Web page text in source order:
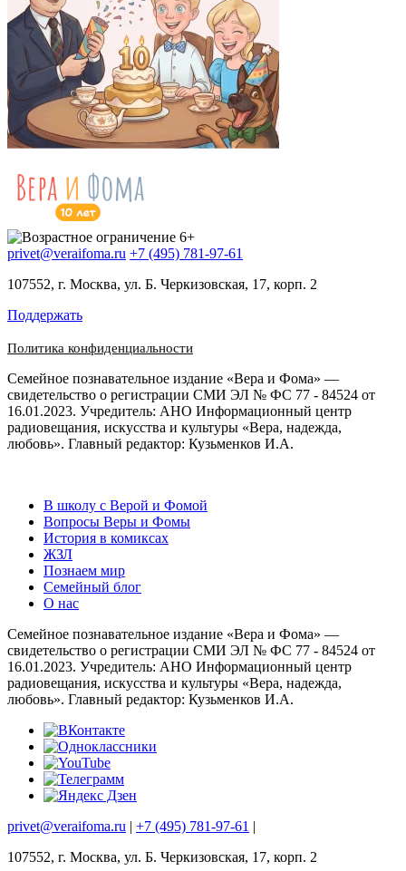
privet@veraifoma.ru +7 (495) 781-97-61
107552, г. Москва, ул. Б. Черкизовская, 17, корп. 2
Поддержать
Политика конфиденциальности
Семейное познавательное издание «Вера и Фома» —
свидетельство о регистрации СМИ ЭЛ № ФС 77 - 84524 от
16.01.2023. Учредитель: АНО Информационный центр
радиовещания, искусства и культуры «Вера, надежда,
любовь». Главный редактор: Кузьменков И.А.
В школу с Верой и Фомой
Вопросы Веры и Фомы
История в комиксах
ЖЗЛ
Познаем мир
Семейный блог
О нас
Семейное познавательное издание «Вера и Фома» —
свидетельство о регистрации СМИ ЭЛ № ФС 77 - 84524 от
16.01.2023. Учредитель: АНО Информационный центр
радиовещания, искусства и культуры «Вера, надежда,
любовь». Главный редактор: Кузьменков И.А.
privet@veraifoma.ru | +7 (495) 781-97-61 |
107552, г. Москва, ул. Б. Черкизовская, 17, корп. 2